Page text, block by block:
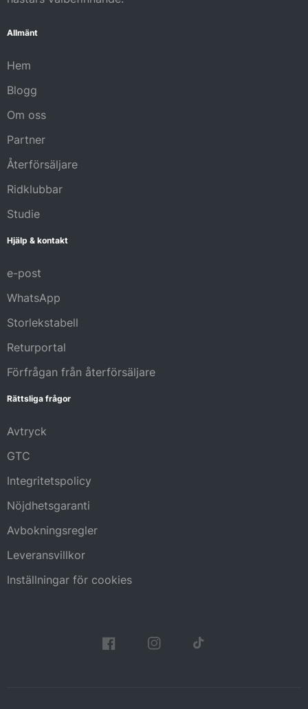
Allmänt
Hem
Blogg
Om oss
Partner
Återförsäljare
Ridklubbar
Studie
Hjälp & kontakt
e-post
WhatsApp
Storlekstabell
Returportal
Förfrågan från återförsäljare
Rättsliga frågor
Avtryck
GTC
Integritetspolicy
Nöjdhetsgaranti
Avbokningsregler
Leveransvillkor
Inställningar för cookies